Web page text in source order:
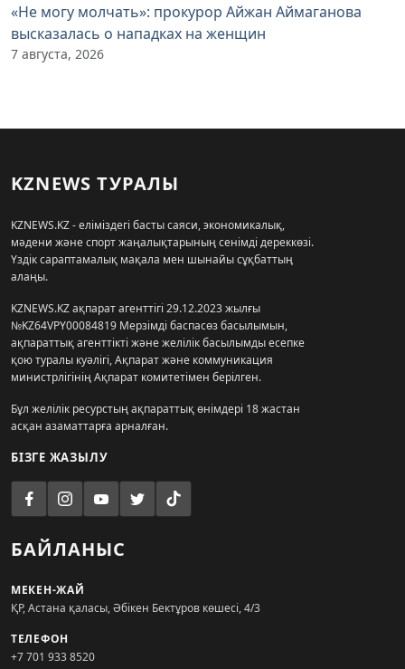
«Не могу молчать»: прокурор Айжан Аймаганова
высказалась о нападках на женщин
7 августа, 2026
KZNEWS ТУРАЛЫ
KZNEWS.KZ - еліміздегі басты саяси, экономикалық,
мәдени және спорт жаңалықтарының сенімді дереккөзі.
Үздік сараптамалық мақала мен шынайы сұқбаттың
алаңы.
KZNEWS.KZ ақпарат агенттігі 29.12.2023 жылғы
№KZ64VPY00084819 Мерзімді баспасөз басылымын,
ақпараттық агенттікті және желілік басылымды есепке
қою туралы куәлігі, Ақпарат және коммуникация
министрлігінің Ақпарат комитетімен берілген.
Бұл желілік ресурстың ақпараттық өнімдері 18 жастан
асқан азаматтарға арналған.
БІЗГЕ ЖАЗЫЛУ
БАЙЛАНЫС
МЕКЕН-ЖАЙ
ҚР, Астана қаласы, Әбікен Бектұров көшесі, 4/3
ТЕЛЕФОН
+7 701 933 8520